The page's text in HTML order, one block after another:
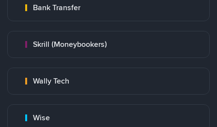
Bank Transfer
Skrill (Moneybookers)
Wally Tech
Wise